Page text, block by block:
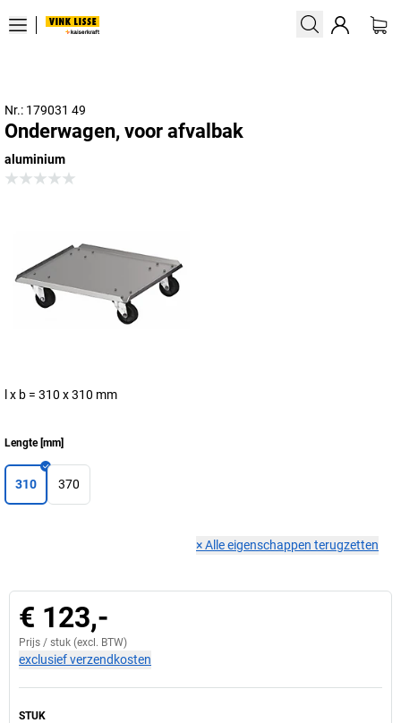
Nr.: 179031 49
Onderwagen, voor afvalbak
aluminium
l x b = 310 x 310 mm
Lengte[mm]
310 370
×Alle eigenschappen terugzetten
€ 123,-
Prijs / stuk (excl. BTW)
exclusief verzendkosten
STUK